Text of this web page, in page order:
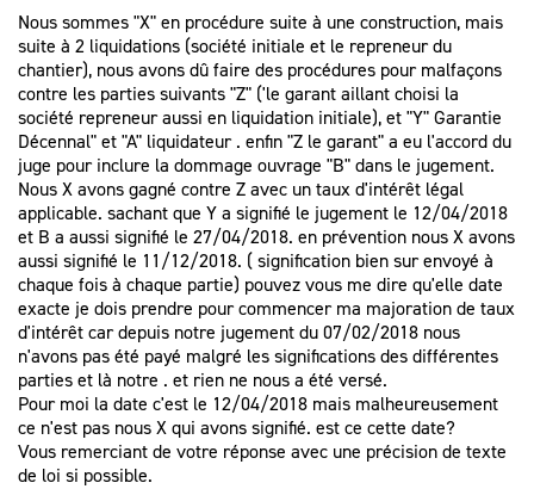
Nous sommes "X" en procédure suite à une construction, mais
suite à 2 liquidations (société initiale et le repreneur du
chantier), nous avons dû faire des procédures pour malfaçons
contre les parties suivants "Z" ('le garant aillant choisi la
société repreneur aussi en liquidation initiale), et "Y" Garantie
Décennal" et "A" liquidateur . enfin "Z le garant" a eu l'accord du
juge pour inclure la dommage ouvrage "B" dans le jugement.
Nous X avons gagné contre Z avec un taux d'intérêt légal
applicable. sachant que Y a signifié le jugement le 12/04/2018
et B a aussi signifié le 27/04/2018. en prévention nous X avons
aussi signifié le 11/12/2018. ( signification bien sur envoyé à
chaque fois à chaque partie) pouvez vous me dire qu'elle date
exacte je dois prendre pour commencer ma majoration de taux
d'intérêt car depuis notre jugement du 07/02/2018 nous
n'avons pas été payé malgré les significations des différentes
parties et là notre . et rien ne nous a été versé.
Pour moi la date c'est le 12/04/2018 mais malheureusement
ce n'est pas nous X qui avons signifié. est ce cette date?
Vous remerciant de votre réponse avec une précision de texte
de loi si possible.